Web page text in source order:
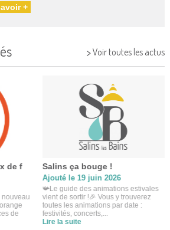
+
>Voir toutes les actus
de f
de
Salins ça bouge !
Ajouté le 19 juin 2026
📯Le guide des animations estivales
vient de sortir !🎉 Vous y trouverez
toutes les animations par date :
festivités, concerts,...
Lire la suite